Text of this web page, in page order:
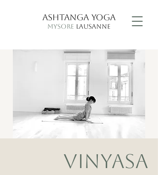
ASHTANGA YOGA
MYSORE LAUSANNE
VINYASA